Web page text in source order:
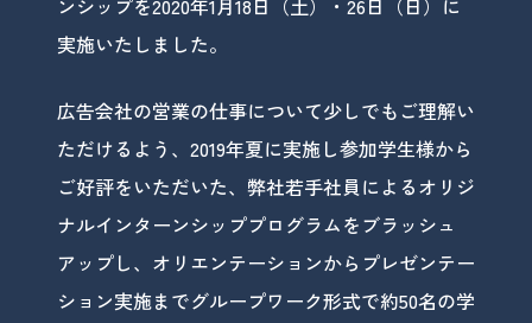
ンシップを2020年1月18日（土）・26日（日）に
実施いたしました。
広告会社の営業の仕事について少しでもご理解い
ただけるよう、2019年夏に実施し参加学生様から
ご好評をいただいた、弊社若手社員によるオリジ
ナルインターンシッププログラムをブラッシュ
アップし、オリエンテーションからプレゼンテー
ション実施までグループワーク形式で約50名の学